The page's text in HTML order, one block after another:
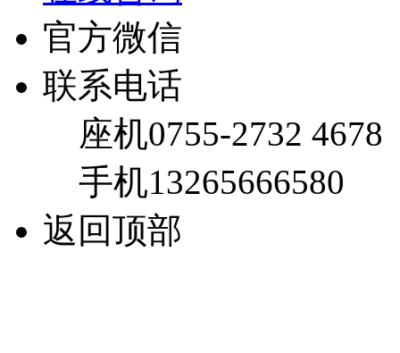
官方微信
联系电话
座机0755-2732 4678
手机13265666580
返回顶部